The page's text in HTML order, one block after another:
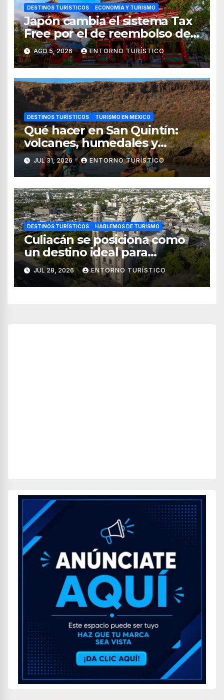
DESTINOS TURÍSTICOS ECONOMÍA Y TURISMO
Japón cambia el sistema Tax
Free por el de reembolso de
impuestos desde noviembre
de 2026
AGO 5, 2026 ENTORNO TURÍSTICO
DESTINOS TURÍSTICOS TURISMO EN MÉXICO
Qué hacer en San Quintín:
volcanes, humedales y
sabores del mar
JUL 31, 2026 ENTORNO TURÍSTICO
DESTINOS TURÍSTICOS HABLEMOS DE TURISMO
Culiacán se posiciona como
un destino ideal para
combinar negocios y turismo
JUL 28, 2026 ENTORNO TURÍSTICO